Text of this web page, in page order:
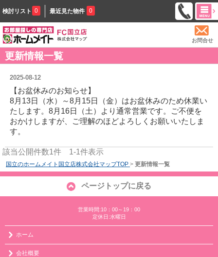
検討リスト 0 最近見た物件 0
お問合せ
更新情報一覧
2025-08-12
【お盆休みのお知らせ】
8月13日（水）～8月15日（金）はお盆休みのため休業い
たします。8月16日（土）より通常営業です。ご不便を
おかけしますが、ご理解のほどよろしくお願いいたしま
す。
該当公開件数1件 1-1件表示
国立のホームメイト国立店株式会社マップTOP > 更新情報一覧
ページトップに戻る
営業時間:10：00～19：00
定休日:水曜日
ホーム
会社概要